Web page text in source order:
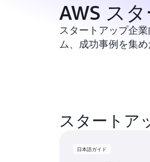
AWS ス
スタートアップ企
ム、成功事例を集
スタートア
日本語ガイド